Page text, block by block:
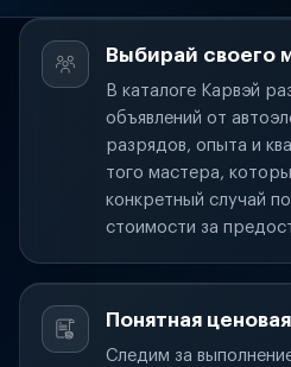
Выбирай своего
В каталоге Карвэй
объявлений от
разрядов, опыта и
того мастера,
конкретный случай
стоимости за
Понятная
Следим за